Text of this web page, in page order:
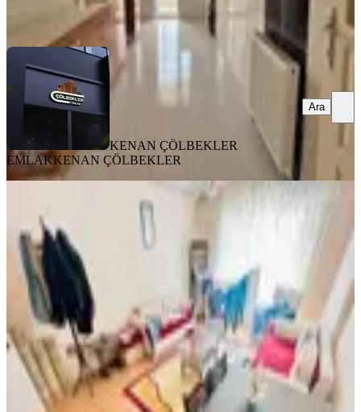
KENAN ÇÖLBEKLER
EMLAKKENAN ÇÖLBEKLER
Ara
Mck'dan Osmangazide Kat
Konumunda Giyinme Odalı 2+1
Keçiören, Osmangazi Mahallesi
Yüksek giriş · 05.08.2026
3.619.000 ₺
MCK Gayrimenkul Hüseyin Kılınç